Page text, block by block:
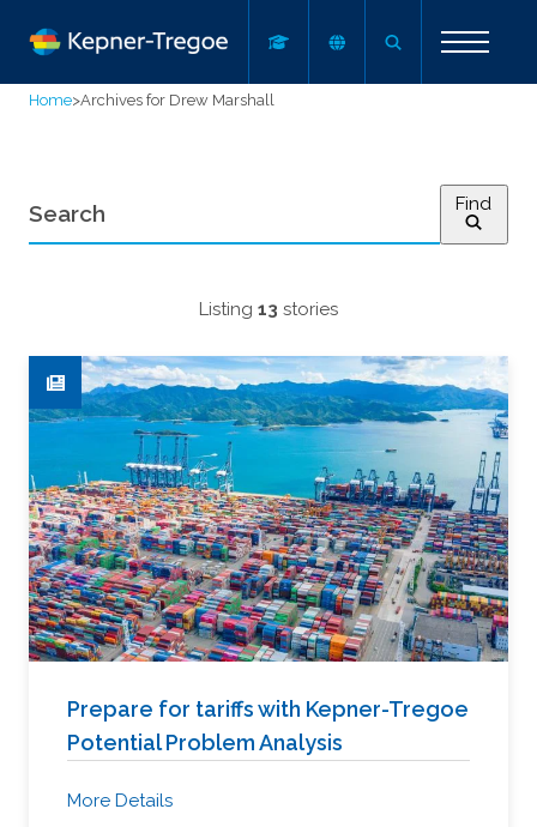
Home>Archives for Drew Marshall
Find
Listing 13 stories
Prepare for tariffs with Kepner-Tregoe
Potential Problem Analysis
More Details